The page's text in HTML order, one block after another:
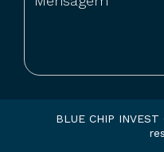
BLUE CHIP